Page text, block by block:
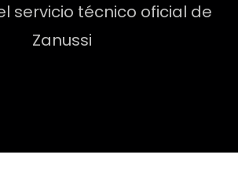
servicio técnico oficial de
Zanussi